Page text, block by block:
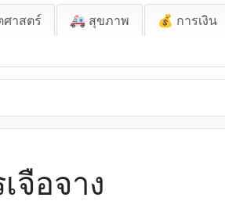
าสตร์ 🚑 สุขภาพ 💰 การเงิน
จือจาง